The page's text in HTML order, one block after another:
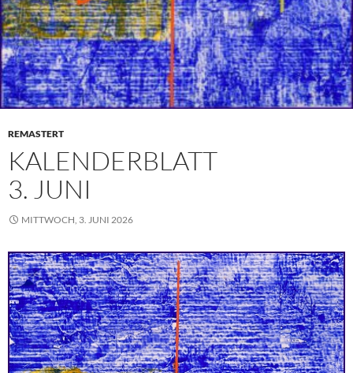
REMASTERT
KALENDERBLATT
3. JUNI
MITTWOCH, 3. JUNI 2026